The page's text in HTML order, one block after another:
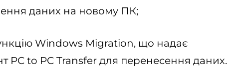
даних на новому ПК;
Windows Migration, що надає
PC to PC Transfer для перенесення даних.